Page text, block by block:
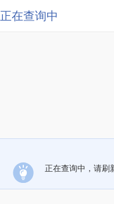
正在查询中
正在查询中，请刷